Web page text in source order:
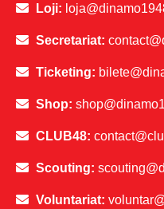
Loji:
Secretariat:
Ticketing:
Shop:
CLUB48:
Scouting:
Voluntariat: